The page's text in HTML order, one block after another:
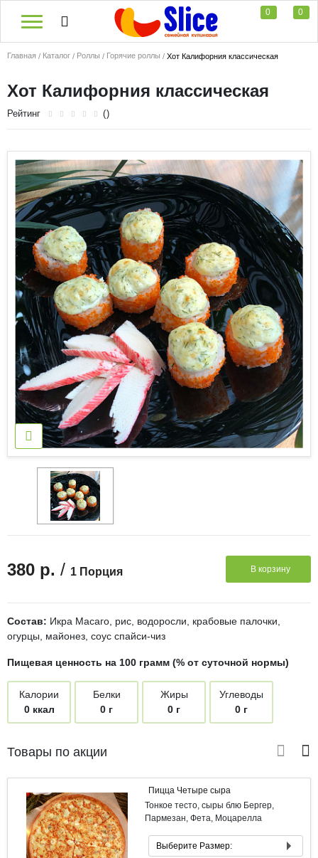
0 0
Главная Каталог Роллы Горячие роллы Хот Калифорния классическая
Хот Калифорния классическая
Рейтинг ()
380 р. / 1 Порция В корзину
Состав: Икра Масаго, рис, водоросли, крабовые палочки,
огурцы, майонез, соус спайси-чиз
Пищевая ценность на 100 грамм (% от суточной нормы)
Калории
0 ккал
Белки
0 г
Жиры
0 г
Углеводы
0 г
Товары по акции
Пицца Четыре сыра
Тонкое тесто, сыры блю Бергер,
Пармезан, Фета, Моцарелла
Выберите Размер: